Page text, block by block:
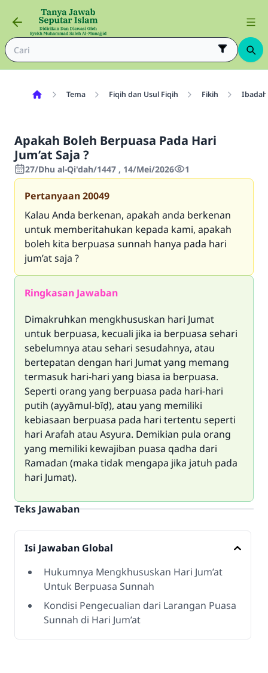
Tema Fiqih dan Usul Fiqih Fikih
Apakah Boleh Berpuasa Pada Hari
Jum’at Saja ?
27/Dhu al-Qi'dah/1447 , 14/Mei/2026 1
Pertanyaan20049
Kalau Anda berkenan, apakah anda berkenan
untuk memberitahukan kepada kami, apakah
boleh kita berpuasa sunnah hanya pada hari
jum’at saja ?
Ringkasan Jawaban
Dimakruhkan mengkhususkan hari Jumat
untuk berpuasa, kecuali jika ia berpuasa sehari
sebelumnya atau sehari sesudahnya, atau
bertepatan dengan hari Jumat yang memang
termasuk hari-hari yang biasa ia berpuasa.
Seperti orang yang berpuasa pada hari-hari
putih (ayyāmul-bīḍ), atau yang memiliki
kebiasaan berpuasa pada hari tertentu seperti
hari Arafah atau Asyura. Demikian pula orang
yang memiliki kewajiban puasa qadha dari
Ramadan (maka tidak mengapa jika jatuh pada
hari Jumat).
Teks Jawaban
Isi Jawaban Global
Hukumnya Mengkhususkan Hari Jum’at
Untuk Berpuasa Sunnah
Kondisi Pengecualian dari Larangan Puasa
Sunnah di Hari Jum’at